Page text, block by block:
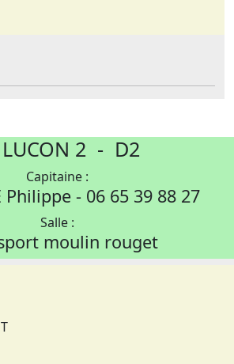
2 - D2
Capitaine :
Philippe - 06 65 39 88 27
Salle :
moulin rouget